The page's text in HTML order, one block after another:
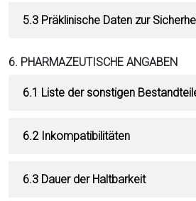
5.3 Präklinische Daten zur
6. PHARMAZEUTISCHE ANGABEN
6.1 Liste der sonstigen
6.2 Inkompatibilitäten
6.3 Dauer der Haltbarkeit